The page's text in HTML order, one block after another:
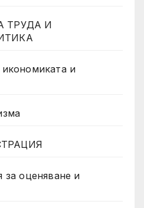
ТРУДА И
и
за оценяване и